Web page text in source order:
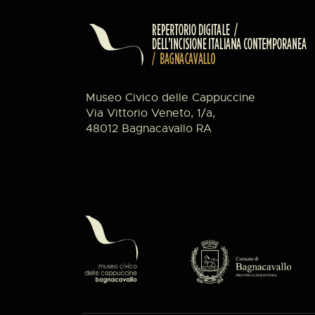
Museo Civico delle Cappuccine
Via Vittorio Veneto, 1/a,
48012 Bagnacavallo RA